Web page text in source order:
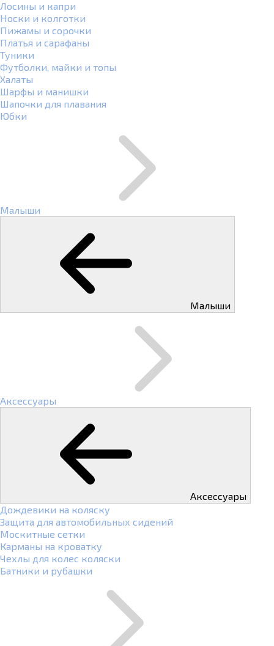
Лосины и капри
Носки и колготки
Пижамы и сорочки
Платья и сарафаны
Туники
Футболки, майки и топы
Халаты
Шарфы и манишки
Шапочки для плавания
Юбки
Малыши
Малыши
Аксессуары
Аксессуары
Дождевики на коляску
Защита для автомобильных сидений
Москитные сетки
Карманы на кроватку
Чехлы для колес коляски
Батники и рубашки